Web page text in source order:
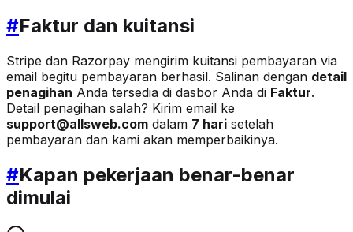
#Faktur dan kuitansi
Stripe dan Razorpay mengirim kuitansi pembayaran via
email begitu pembayaran berhasil. Salinan dengan detail
penagihan Anda tersedia di dasbor Anda di Faktur.
Detail penagihan salah? Kirim email ke
support@allsweb.com dalam 7 hari setelah
pembayaran dan kami akan memperbaikinya.
#Kapan pekerjaan benar-benar
dimulai